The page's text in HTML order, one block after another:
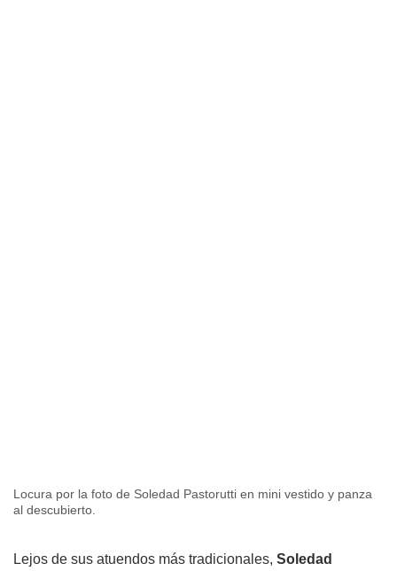
Locura por la foto de Soledad Pastorutti en mini vestido y panza
al descubierto.
Lejos de sus atuendos más tradicionales, Soledad